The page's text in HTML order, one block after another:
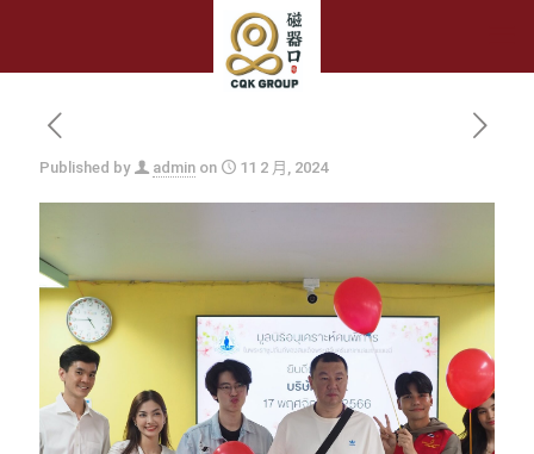
Published by admin on 11 2 月, 2024